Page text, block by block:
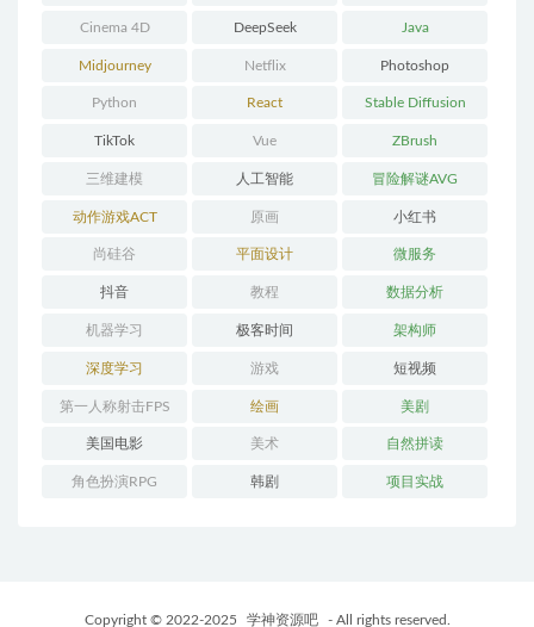
Cinema 4D DeepSeek Java
Midjourney Netflix Photoshop
Python React Stable Diffusion
TikTok Vue ZBrush
三维建模 人工智能 冒险解谜AVG
动作游戏ACT 原画 小红书
尚硅谷 平面设计 微服务
抖音 教程 数据分析
机器学习 极客时间 架构师
深度学习 游戏 短视频
第一人称射击FPS 绘画 美剧
美国电影 美术 自然拼读
角色扮演RPG 韩剧 项目实战
Copyright © 2022-2025 学神资源吧 - All rights reserved.